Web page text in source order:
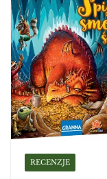
RECENZJE